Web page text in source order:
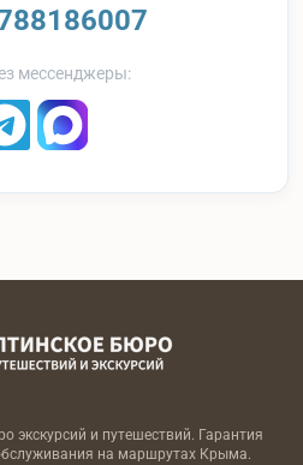
мессенджеры:
экскурсий и путешествий. Гарантия
на маршрутах Крыма.